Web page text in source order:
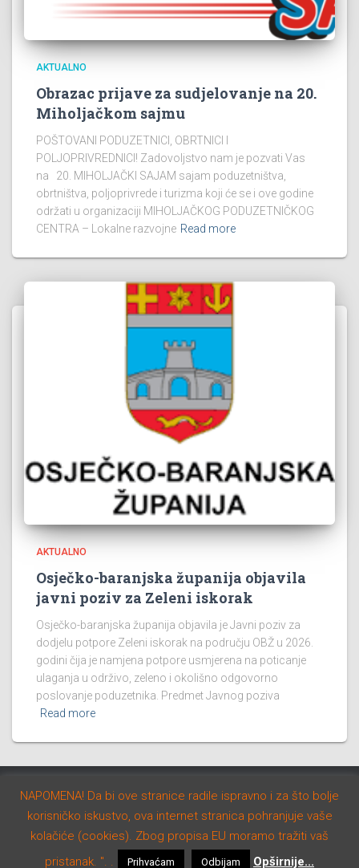
AKTUALNO
Obrazac prijave za sudjelovanje na 20.
Miholjačkom sajmu
POŠTOVANI PODUZETNICI, OBRTNICI I
POLJOPRIVREDNICI! Zadovoljstvo nam je pozvati Vas
na 20. MIHOLJAČKI SAJAM sajam poduzetništva,
obrtništva, poljoprivrede i turizma koji će se i ove godine
održati u organizaciji MIHOLJAČKOG PODUZETNIČKOG
CENTRA – Lokalne razvojne Read more
AKTUALNO
Osječko-baranjska županija objavila
javni poziv za Zeleni iskorak
Osječko-baranjska županija objavila je Javni poziv za
dodjelu potpore Zeleni iskorak na području OBŽ u 2026.
godini čija je namjena potpore usmjerena na poticanje
ulaganja u održivo, zeleno i okolišno odgovorno
poslovanje poduzetnika. Predmet Javnog poziva
Read more
AKTUALNO NATJEČAJI STUDIJE I PROGRAMI
Hestia | Developed by
NAPOMENA! Da bi ove stranice radile ispravno i za što bolje
korisničko iskustvo, ova internet stranica pohranjuje vaše
kolačiće (cookies). Zbog propisa EU moramo tražiti vaš
pristanak. ". .
Prihvaćam Odbijam Opširnije...